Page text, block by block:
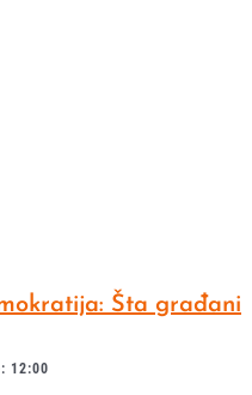
Šta građani
12:00